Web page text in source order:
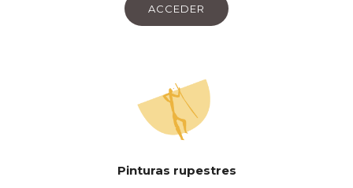
ACCEDER
Pinturas rupestres